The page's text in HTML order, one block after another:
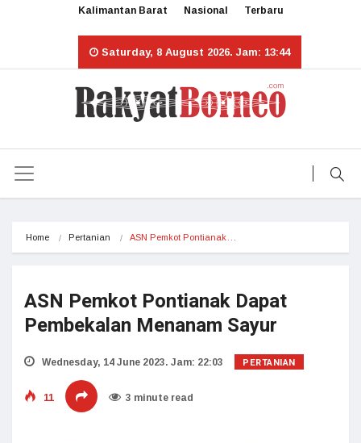
Kalimantan Barat Nasional Terbaru
Saturday, 8 August 2026. Jam: 13:44
Home Pertanian ASN Pemkot Pontianak…
ASN Pemkot Pontianak Dapat
Pembekalan Menanam Sayur
Wednesday, 14 June 2023. Jam: 22:03 PERTANIAN
11 3 minute read